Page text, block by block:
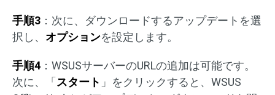
手順3 ：次に、ダウンロードするアップデートを選
択し、 オプションを設定します。
手順4 ：WSUSサーバーのURLの追加は可能です。
次に、「 スタート 」をクリックすると、WSUS